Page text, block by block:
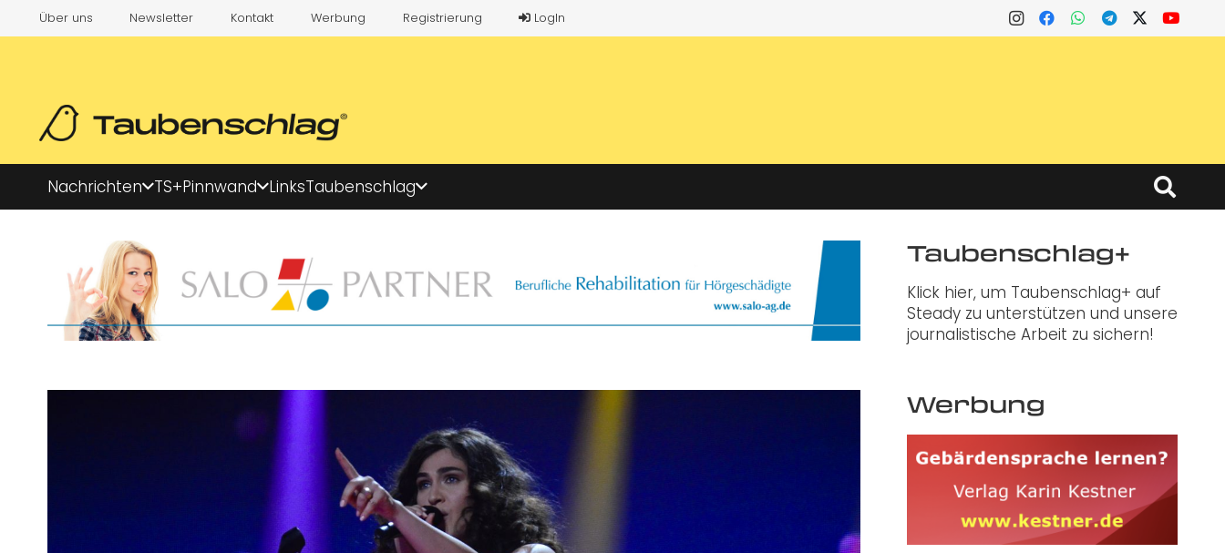
Über uns Newsletter Kontakt Werbung Registrierung LogIn
Nachrichten TS+Pinnwand LinksTaubenschlag
Taubenschlag+
Klick hier, um Taubenschlag+ auf
Steady zu unterstützen und unsere
journalistische Arbeit zu sichern!
Werbung